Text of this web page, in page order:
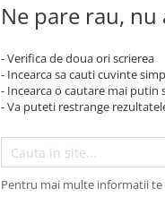
Ne pare rau, nu
- Verifica de doua ori scrierea
- Incearca sa cauti cuvinte
- Incearca o cautare mai putin
- Va puteti restrange
Pentru mai multe informatii